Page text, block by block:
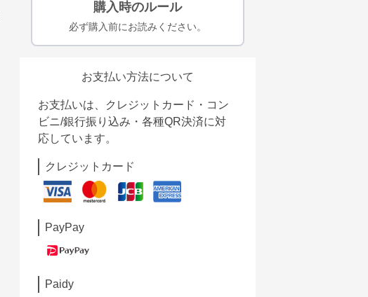
購入時のルール
必ず購入前にお読みください。
お支払い方法について
お支払いは、クレジットカード・コン
ビニ/銀行振り込み・各種QR決済に対
応しています。
クレジットカード
PayPay
Paidy